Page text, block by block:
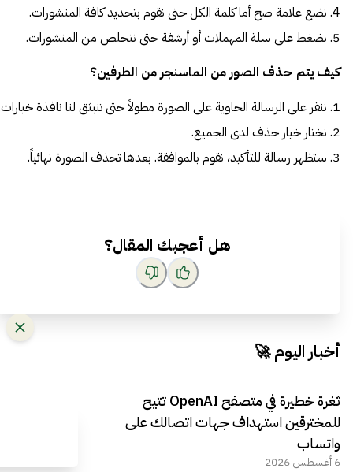
4. نضع علامة صح أما كلمة الكل حتى نقوم بتحديد كافة المنشورات.
5. نضغط على سلة المهملات أو أرشفة حتى نتخلص من المنشورات.
كيف يتم حذف الصور من الماسنجر من الطرفين؟
1. ننقر على الرسالة الحاوية على الصورة مطولاً حتى تنبثق لنا نافذة خيارات.
2. نختار خيار حذف لدى الجميع.
3. ستظهر رسالة للتأكيد، نقوم بالموافقة. بعدها تحذف الصورة نهائياً.
هل أعجبك المقال؟
أخبار اليوم 🚀
ثغرة خطيرة في متصفح OpenAI تتيح
للمخترقين استهداف جهات اتصالك على
واتساب
6 أغسطس 2026